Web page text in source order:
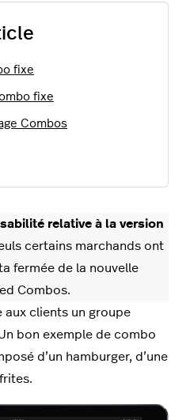
fixe
fixe
Combos
relative à la version
certains marchands ont
fermée de la nouvelle
Combos.
aux clients un groupe
bon exemple de combo
d’un hamburger, d’une